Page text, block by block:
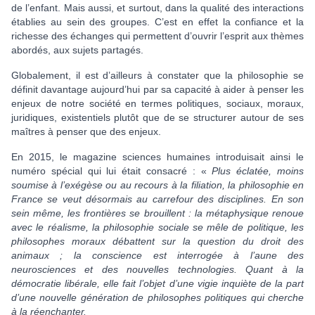
de l’enfant. Mais aussi, et surtout, dans la qualité des interactions
établies au sein des groupes. C’est en effet la confiance et la
richesse des échanges qui permettent d’ouvrir l’esprit aux thèmes
abordés, aux sujets partagés.
Globalement, il est d’ailleurs à constater que la philosophie se
définit davantage aujourd’hui par sa capacité à aider à penser les
enjeux de notre société en termes politiques, sociaux, moraux,
juridiques, existentiels plutôt que de se structurer autour de ses
maîtres à penser que des enjeux.
En 2015, le magazine sciences humaines introduisait ainsi le
numéro spécial qui lui était consacré : «Plus éclatée, moins
soumise à l’exégèse ou au recours à la filiation, la philosophie en
France se veut désormais au carrefour des disciplines. En son
sein même, les frontières se brouillent : la métaphysique renoue
avec le réalisme, la philosophie sociale se mêle de politique, les
philosophes moraux débattent sur la question du droit des
animaux ; la conscience est interrogée à l’aune des
neurosciences et des nouvelles technologies. Quant à la
démocratie libérale, elle fait l’objet d’une vigie inquiète de la part
d’une nouvelle génération de philosophes politiques qui cherche
à la réenchanter.